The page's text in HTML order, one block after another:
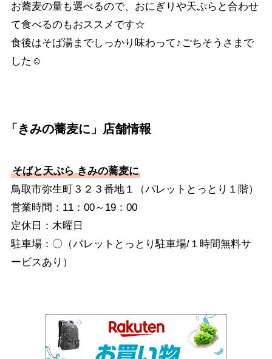
お蕎麦の量も選べるので、おにぎりや天ぷらと合わせ
て食べるのもおススメです☆
食後はそば湯までしっかり味わって♪ごちそうさまで
した☺
「きみの蕎麦に」店舗情報
そばと天ぷら きみの蕎麦に
鳥取市弥生町３２３番地１（パレットとっとり１階）
営業時間：11：00～19：00
定休日：木曜日
駐車場：〇（パレットとっとり駐車場/１時間無料サ
ービスあり）